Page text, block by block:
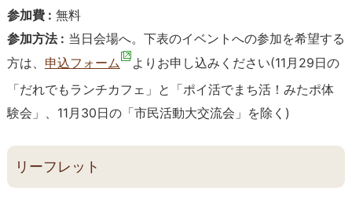
参加費 : 無料
参加方法 : 当日会場へ。下表のイベントへの参加を希望する
方は、 申込フォーム
よりお申し込みください(11月29日の
「だれでもランチカフェ」と「ポイ活でまち活！みたポ体
験会」、11月30日の「市民活動大交流会」を除く)
リーフレット